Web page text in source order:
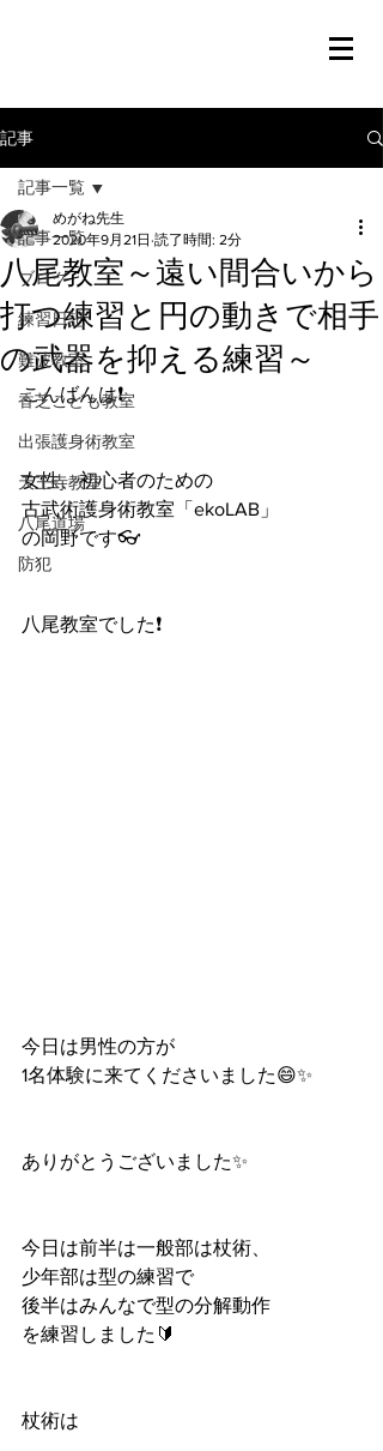
記事
記事一覧
ブログ
練習日記
難波教室
香芝こども教室
出張護身術教室
天王寺教室
八尾道場
防犯
記事一覧
八尾教室～遠い間合いから
打つ練習と円の動きで相手
の武器を抑える練習～
めがね先生
2020年9月21日 読了時間: 2分
こんばんは❗️
女性、初心者のための
古武術護身術教室「ekoLAB」
の岡野です👓
八尾教室でした❗️
今日は男性の方が
1名体験に来てくださいました😄✨
ありがとうございました✨
今日は前半は一般部は杖術、
少年部は型の練習で
後半はみんなで型の分解動作
を練習しました🔰
杖術は